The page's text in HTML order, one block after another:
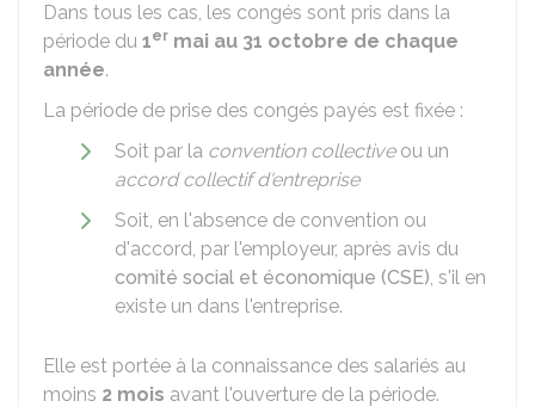
Dans tous les cas, les congés sont pris dans la
période du 1er mai au 31 octobre de chaque
année.
La période de prise des congés payés est fixée :
Soit par la convention collectiveou un
accord collectif d'entreprise
Soit, en l'absence de convention ou
d'accord, par l'employeur, après avis du
comité social et économique (CSE), s'il en
existe un dans l'entreprise.
Elle est portée à la connaissance des salariés au
moins 2 mois avant l'ouverture de la période.